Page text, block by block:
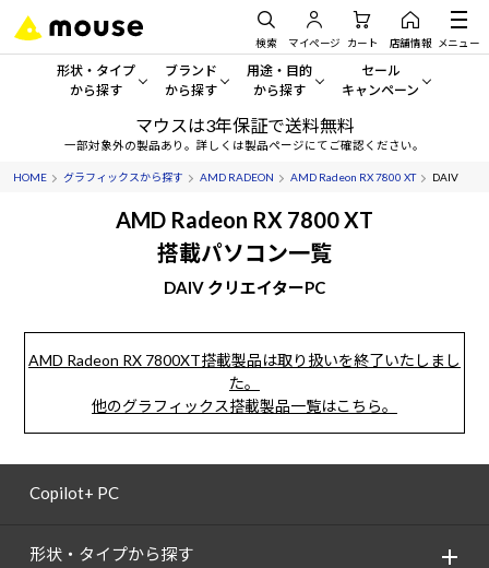
検索 マイページ カート 店舗情報 メニュー
形状・タイプ
から探す
形状・タイプから探す をすべてみる
デスクトップPC
ワークステーション
Windows 11
ブランド
から探す
mouse
G TUNE
DAIV
iiyama
用途・目的
から探す
一般向けパソコン
ゲーミングPC・ゲーム向けパソコン
ビジネス向けパソコン
スペック/パーツ別
セール
キャンペーン
セール・キャンペー
期間限定セール
おすすめ目玉パソコン
今イチオシのパソコンをピ
Windows 11
マウスは3年保証で送料無料
一部対象外の製品あり。詳しくは製品ページにてご確認ください。
HOME グラフィックスから探す AMD RADEON AMD Radeon RX 7800 XT DAIV
AMD Radeon RX 7800 XT
搭載パソコン一覧
DAIV クリエイターPC
AMD Radeon RX 7800XT搭載製品は取り扱いを終了いたしまし
た。
他のグラフィックス搭載製品一覧はこちら。
Copilot+ PC
形状・タイプから探す